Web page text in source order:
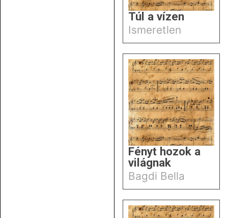
Túl a vízen
Ismeretlen
Fényt hozok a
világnak
Bagdi Bella